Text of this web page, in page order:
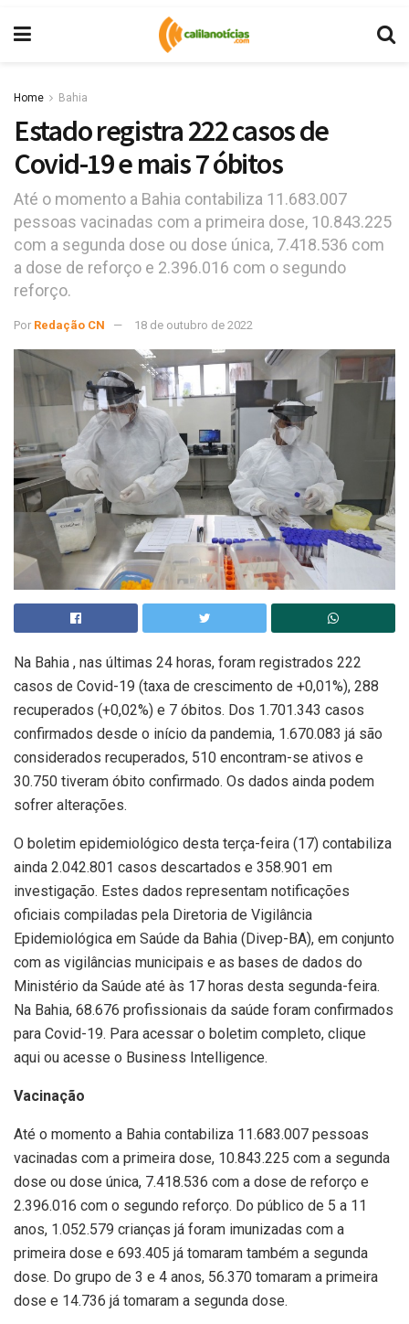
Home Bahia
Estado registra 222 casos de
Covid-19 e mais 7 óbitos
Até o momento a Bahia contabiliza 11.683.007
pessoas vacinadas com a primeira dose, 10.843.225
com a segunda dose ou dose única, 7.418.536 com
a dose de reforço e 2.396.016 com o segundo
reforço.
Por Redação CN 18 de outubro de 2022
Na Bahia , nas últimas 24 horas, foram registrados 222
casos de Covid-19 (taxa de crescimento de +0,01%), 288
recuperados (+0,02%) e 7 óbitos. Dos 1.701.343 casos
confirmados desde o início da pandemia, 1.670.083 já são
considerados recuperados, 510 encontram-se ativos e
30.750 tiveram óbito confirmado. Os dados ainda podem
sofrer alterações.
O boletim epidemiológico desta terça-feira (17) contabiliza
ainda 2.042.801 casos descartados e 358.901 em
investigação. Estes dados representam notificações
oficiais compiladas pela Diretoria de Vigilância
Epidemiológica em Saúde da Bahia (Divep-BA), em conjunto
com as vigilâncias municipais e as bases de dados do
Ministério da Saúde até às 17 horas desta segunda-feira.
Na Bahia, 68.676 profissionais da saúde foram confirmados
para Covid-19. Para acessar o boletim completo, clique
aqui ou acesse o Business Intelligence.
Vacinação
Até o momento a Bahia contabiliza 11.683.007 pessoas
vacinadas com a primeira dose, 10.843.225 com a segunda
dose ou dose única, 7.418.536 com a dose de reforço e
2.396.016 com o segundo reforço. Do público de 5 a 11
anos, 1.052.579 crianças já foram imunizadas com a
primeira dose e 693.405 já tomaram também a segunda
dose. Do grupo de 3 e 4 anos, 56.370 tomaram a primeira
dose e 14.736 já tomaram a segunda dose.